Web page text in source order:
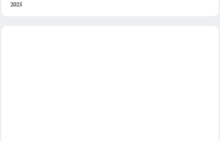
2025